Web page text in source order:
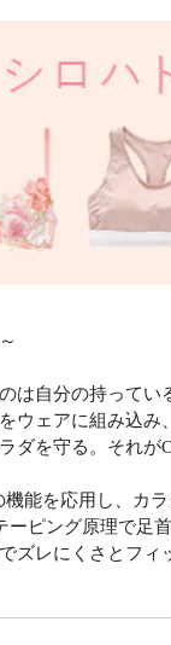
は自分の持って
ウェアに組み込
ダを守る。それが
機能を応用し、カ
ピング原理で足
ズレにくさとフ